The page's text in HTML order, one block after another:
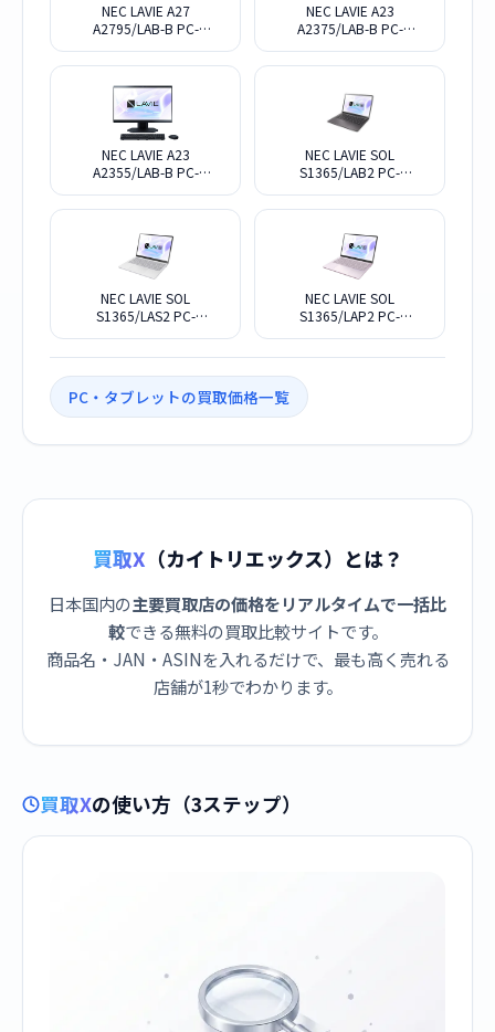
NEC LAVIE A27
A2795/LAB-B PC-
ック]
NEC LAVIE A23
A2375/LAB-B PC-
ック]
NEC LAVIE A23
A2355/LAB-B PC-
ック]
NEC LAVIE SOL
S1365/LAB2 PC-
ク]
NEC LAVIE SOL
S1365/LAS2 PC-
NEC LAVIE SOL
S1365/LAP2 PC-
PC・タブレットの買取価格一覧
買取X （カイトリエックス）とは？
日本国内の主要買取店の価格をリアルタイムで一括比
較できる無料の買取比較サイトです。
商品名・JAN・ASINを入れるだけで、最も高く売れる
店舗が1秒でわかります。
買取Xの使い方（3ステップ）